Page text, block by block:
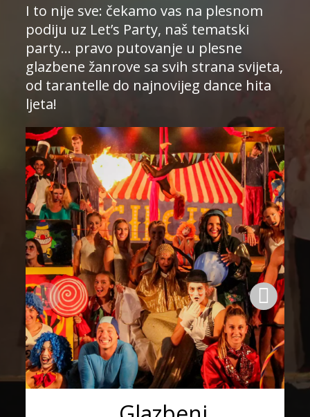
I to nije sve: čekamo vas na plesnom
podiju uz Let’s Party, naš tematski
party… pravo putovanje u plesne
glazbene žanrove sa svih strana svijeta,
od tarantelle do najnovijeg dance hita
ljeta!